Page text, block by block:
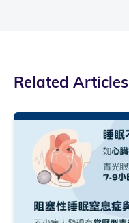
Related Articles